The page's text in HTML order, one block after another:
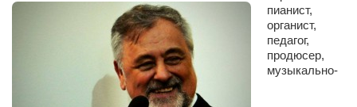
пианист,
органист,
педагог,
продюсер,
музыкально-